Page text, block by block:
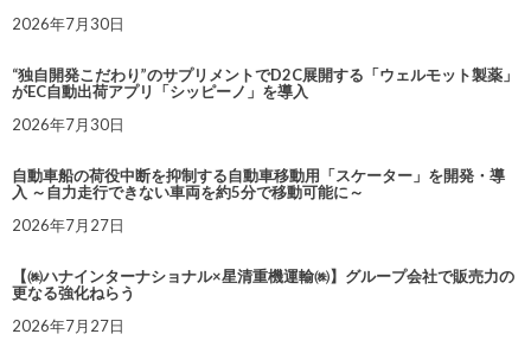
2026年7月30日
“独自開発こだわり”のサプリメントでD2C展開する「ウェルモット製薬」
がEC自動出荷アプリ「シッピーノ」を導入
2026年7月30日
自動車船の荷役中断を抑制する自動車移動用「スケーター」を開発・導
入 ～自力走行できない車両を約5分で移動可能に～
2026年7月27日
【㈱ハナインターナショナル×星清重機運輸㈱】グループ会社で販売力の
更なる強化ねらう
2026年7月27日